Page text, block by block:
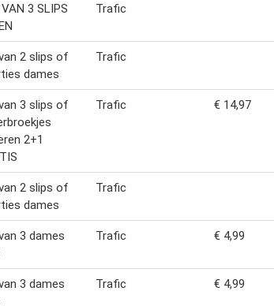
3 SLIPS
Trafic
2 slips of
dames
Trafic
3 slips of
2+1
Trafic € 14,97
2 slips of
dames
Trafic
3 dames
Trafic € 4,99
3 dames
Trafic € 4,99